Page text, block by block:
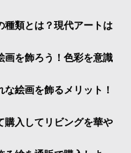
種類とは？現代アートは
画を飾ろう！色彩を意識
絵画を飾るメリット！
購入してリビングを華や